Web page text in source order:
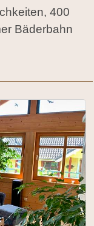
400
Bäderbahn